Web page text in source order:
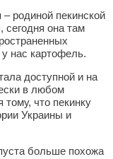
– родиной пекинской
сегодня она там
у нас картофель.
доступной и на
в любом
тому, что пекинку
Украины и
больше похожа